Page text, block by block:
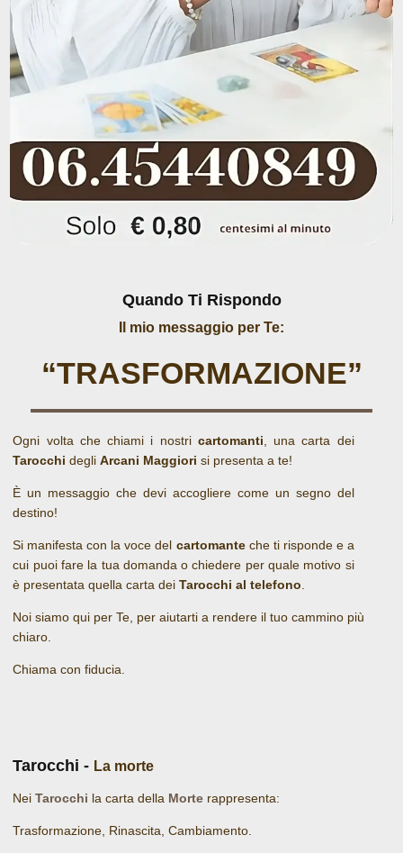
Quando Ti Rispondo
Il mio messaggio per Te:
“TRASFORMAZIONE”
Ogni volta che chiami i nostri cartomanti, una carta dei
Tarocchi degliArcani Maggiori si presenta a te!
È un messaggio che devi accogliere come un segno del
destino!
Si manifesta con la voce del cartomanteche ti risponde e a
cui puoi fare la tua domanda o chiedere per quale motivo si
è presentata quella carta deiTarocchi al telefono.
Noi siamo qui per Te, per aiutarti a rendere il tuo cammino più
chiaro.
Chiama con fiducia.
Tarocchi - La morte
NeiTarocchi la carta della Morte rappresenta:
Trasformazione, Rinascita, Cambiamento.